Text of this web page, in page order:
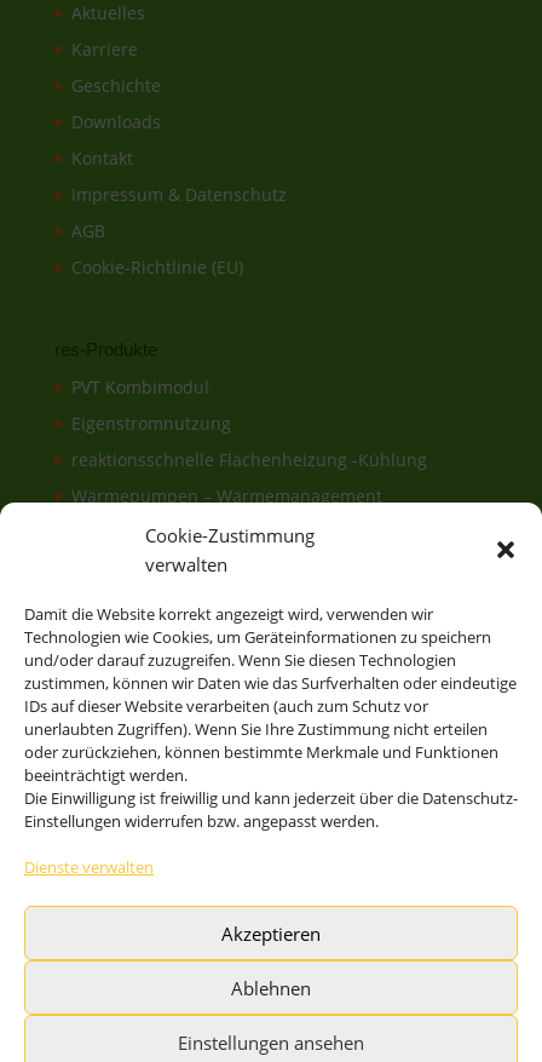
Cookie-Zustimmung
verwalten
Damit die Website korrekt angezeigt wird, verwenden wir
Technologien wie Cookies, um Geräteinformationen zu speichern
und/oder darauf zuzugreifen. Wenn Sie diesen Technologien
zustimmen, können wir Daten wie das Surfverhalten oder eindeutige
IDs auf dieser Website verarbeiten (auch zum Schutz vor
unerlaubten Zugriffen). Wenn Sie Ihre Zustimmung nicht erteilen
oder zurückziehen, können bestimmte Merkmale und Funktionen
beeinträchtigt werden.
Die Einwilligung ist freiwillig und kann jederzeit über die Datenschutz-
Einstellungen widerrufen bzw. angepasst werden.
Dienste verwalten
Akzeptieren
Ablehnen
Einstellungen ansehen
Aktuelles
Karriere
Geschichte
Downloads
Kontakt
Impressum & Datenschutz
AGB
Cookie-Richtlinie (EU)
res-Produkte
PVT Kombimodul
Eigenstromnutzung
reaktionsschnelle Flächenheizung -Kühlung
Wärmepumpen – Wärmemanagement
Elektronisches & hydraulisches
Energiemanagement
EisSpeicher
Erdwärmeanlage
res-Energiesysteme für Gebäude und Schwimmbäder
res-solSupport bivalent plus WP
res-solAutark terra / ice
res-solAutark air Luft-WP
Solare Schwimmbadheizung CO2-frei res-solAutark
Pool